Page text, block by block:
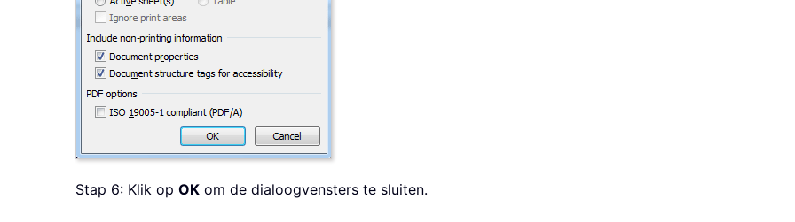
Stap 6: Klik op OK om de dialoogvensters te sluiten.